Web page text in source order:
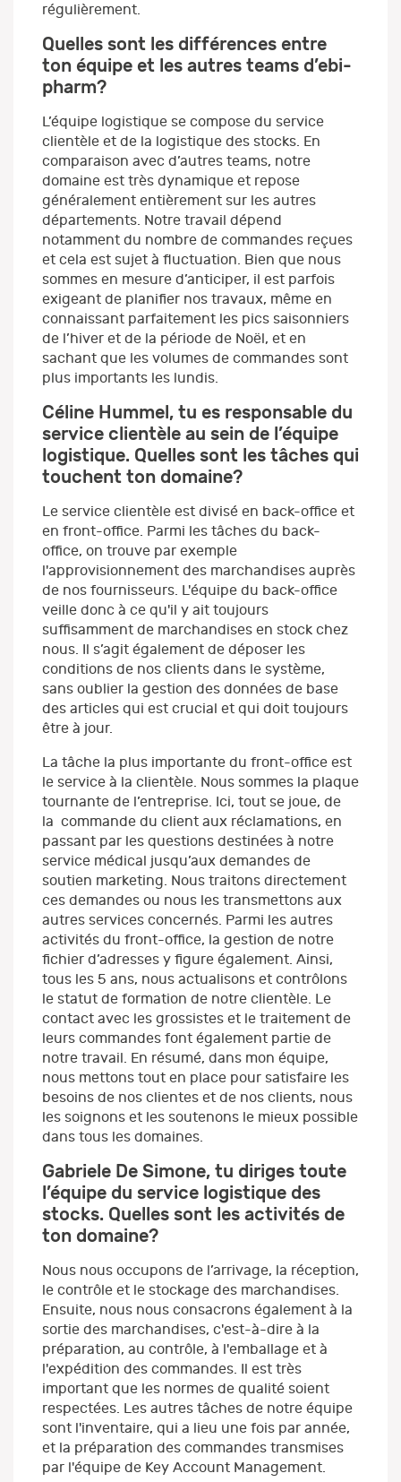
régulièrement.
Quelles sont les différences entre
ton équipe et les autres teams d’ebi-
pharm?
L’équipe logistique se compose du service
clientèle et de la logistique des stocks. En
comparaison avec d’autres teams, notre
domaine est très dynamique et repose
généralement entièrement sur les autres
départements. Notre travail dépend
notamment du nombre de commandes reçues
et cela est sujet à fluctuation. Bien que nous
sommes en mesure d’anticiper, il est parfois
exigeant de planifier nos travaux, même en
connaissant parfaitement les pics saisonniers
de l’hiver et de la période de Noël, et en
sachant que les volumes de commandes sont
plus importants les lundis.
Céline Hummel, tu es responsable du
service clientèle au sein de l’équipe
logistique. Quelles sont les tâches qui
touchent ton domaine?
Le service clientèle est divisé en back-office et
en front-office. Parmi les tâches du back-
office, on trouve par exemple
l'approvisionnement des marchandises auprès
de nos fournisseurs. L'équipe du back-office
veille donc à ce qu'il y ait toujours
suffisamment de marchandises en stock chez
nous. Il s’agit également de déposer les
conditions de nos clients dans le système,
sans oublier la gestion des données de base
des articles qui est crucial et qui doit toujours
être à jour.
La tâche la plus importante du front-office est
le service à la clientèle. Nous sommes la plaque
tournante de l’entreprise. Ici, tout se joue, de
la commande du client aux réclamations, en
passant par les questions destinées à notre
service médical jusqu’aux demandes de
soutien marketing. Nous traitons directement
ces demandes ou nous les transmettons aux
autres services concernés. Parmi les autres
activités du front-office, la gestion de notre
fichier d’adresses y figure également. Ainsi,
tous les 5 ans, nous actualisons et contrôlons
le statut de formation de notre clientèle. Le
contact avec les grossistes et le traitement de
leurs commandes font également partie de
notre travail. En résumé, dans mon équipe,
nous mettons tout en place pour satisfaire les
besoins de nos clientes et de nos clients, nous
les soignons et les soutenons le mieux possible
dans tous les domaines.
Gabriele De Simone, tu diriges toute
l’équipe du service logistique des
stocks. Quelles sont les activités de
ton domaine?
Nous nous occupons de l’arrivage, la réception,
le contrôle et le stockage des marchandises.
Ensuite, nous nous consacrons également à la
sortie des marchandises, c'est-à-dire à la
préparation, au contrôle, à l'emballage et à
l'expédition des commandes. Il est très
important que les normes de qualité soient
respectées. Les autres tâches de notre équipe
sont l'inventaire, qui a lieu une fois par année,
et la préparation des commandes transmises
par l'équipe de Key Account Management.